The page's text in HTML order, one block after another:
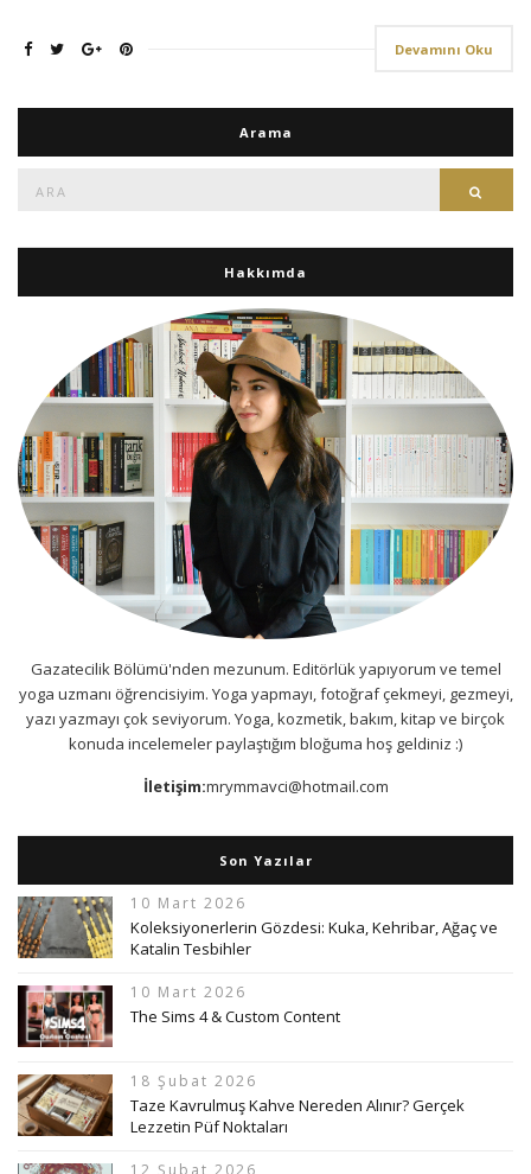
Devamını Oku
Arama
Hakkımda
Gazatecilik Bölümü'nden mezunum. Editörlük yapıyorum ve temel
yoga uzmanı öğrencisiyim. Yoga yapmayı, fotoğraf çekmeyi, gezmeyi,
yazı yazmayı çok seviyorum. Yoga, kozmetik, bakım, kitap ve birçok
konuda incelemeler paylaştığım bloğuma hoş geldiniz :)
İletişim:mrymmavci@hotmail.com
Son Yazılar
10 Mart 2026
Koleksiyonerlerin Gözdesi: Kuka, Kehribar, Ağaç ve
Katalin Tesbihler
10 Mart 2026
The Sims 4 & Custom Content
18 Şubat 2026
Taze Kavrulmuş Kahve Nereden Alınır? Gerçek
Lezzetin Püf Noktaları
12 Şubat 2026